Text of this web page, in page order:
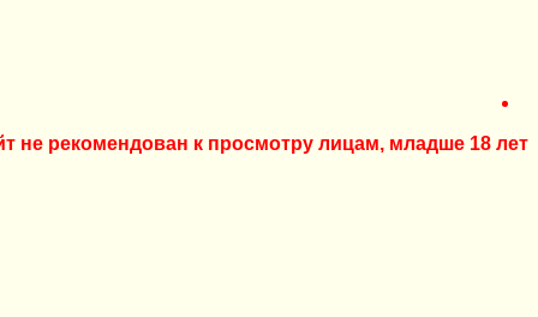
не рекомендован к просмотру лицам, младше 18 лет